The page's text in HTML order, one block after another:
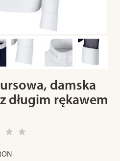
damska
długim rękawem